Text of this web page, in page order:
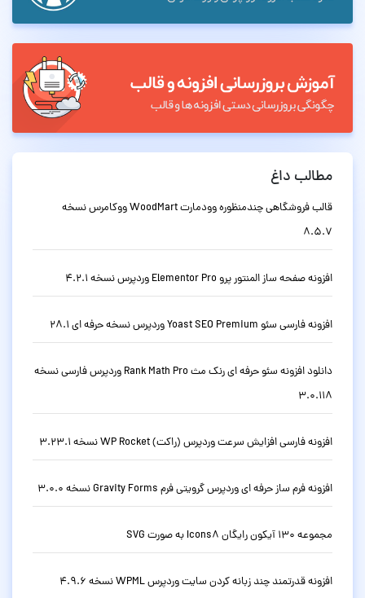
مطالب داغ
قالب فروشگاهی چندمنظوره وودمارت WoodMart ووکامرس نسخه
8.5.7
افزونه صفحه ساز المنتور پرو Elementor Pro وردپرس نسخه 4.2.1
افزونه فارسی سئو Yoast SEO Premium وردپرس نسخه حرفه ای 28.1
دانلود افزونه سئو حرفه ای رنک مث Rank Math Pro وردپرس فارسی نسخه
3.0.118
افزونه فارسی افزایش سرعت وردپرس (راکت) WP Rocket نسخه 3.23.1
افزونه فرم ساز حرفه ای وردپرس گرویتی فرم Gravity Forms نسخه 3.0.0
مجموعه 130 آیکون رایگان Icons8 به صورت SVG
افزونه قدرتمند چند زبانه کردن سایت وردپرس WPML نسخه 4.9.6